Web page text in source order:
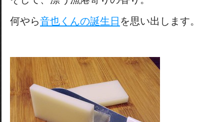
何やら音也くんの誕生日 を思い出します。